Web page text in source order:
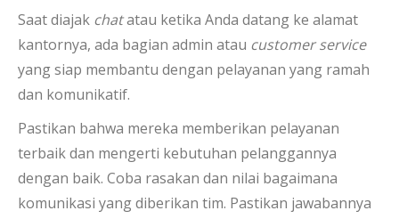
Saat diajak chatatau ketika Anda datang ke alamat
kantornya, ada bagian admin atau customer service
yang siap membantu dengan pelayanan yang ramah
dan komunikatif.
Pastikan bahwa mereka memberikan pelayanan
terbaik dan mengerti kebutuhan pelanggannya
dengan baik. Coba rasakan dan nilai bagaimana
komunikasi yang diberikan tim. Pastikan jawabannya